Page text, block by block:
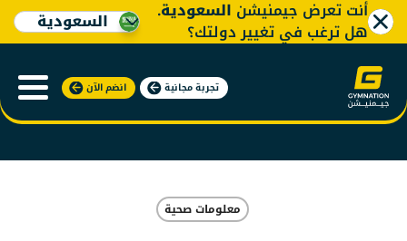
تجربة مجانية انضم الآن
أنت تعرض جيمنيشن السعودية.
هل ترغب في تغيير دولتك؟ السعودية
معلومات صحية